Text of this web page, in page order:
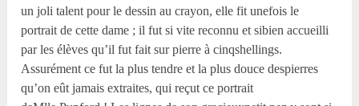
un joli talent pour le dessin au crayon, elle fit unefois le
portrait de cette dame ; il fut si vite reconnu et sibien accueilli
par les élèves qu’il fut fait sur pierre à cinqshellings.
Assurément ce fut la plus tendre et la plus douce despierres
qu’on eût jamais extraites, qui reçut ce portrait